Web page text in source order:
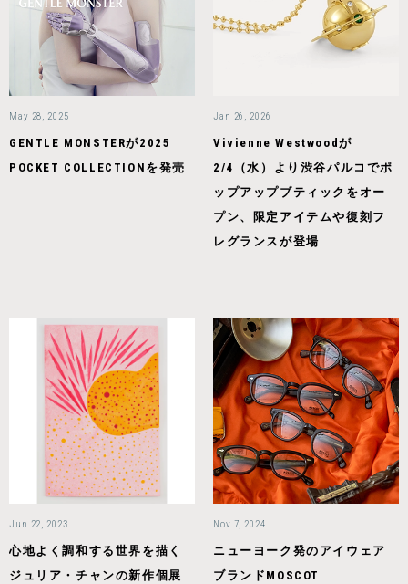
May 28, 2025
GENTLE MONSTERが2025
POCKET COLLECTIONを発売
Jan 26, 2026
Vivienne Westwoodが
2/4（水）より渋谷パルコでポ
ップアップブティックをオー
プン、限定アイテムや復刻フ
レグランスが登場
Jun 22, 2023
心地よく調和する世界を描く
ジュリア・チャンの新作個展
Nov 7, 2024
ニューヨーク発のアイウェア
ブランドMOSCOT